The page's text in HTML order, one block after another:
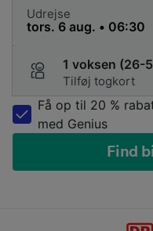
Udrejse
1 voksen (26-
Tilføj togkort
Få op til 20 %
med Genius
Find